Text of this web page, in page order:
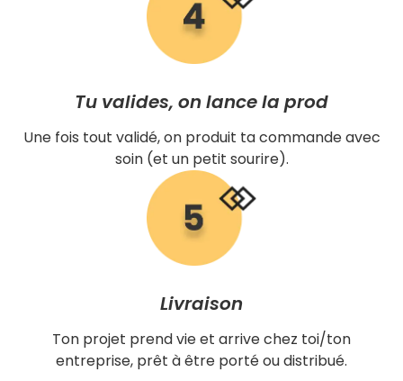
Tu valides, on lance la prod
Une fois tout validé, on produit ta commande avec
soin (et un petit sourire).
Livraison
Ton projet prend vie et arrive chez toi/ton
entreprise, prêt à être porté ou distribué.